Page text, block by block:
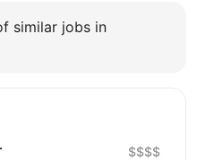
similar jobs in
$$$$